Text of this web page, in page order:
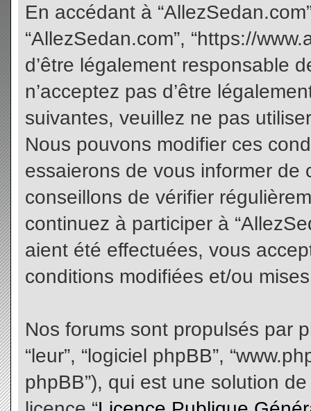
En accédant à
“AllezSedan.com”, “https://
d’être légalement responsable
n’acceptez pas d’être
suivantes, veuillez ne pas
Nous pouvons modifier ces
essaierons de vous informer
conseillons de vérifier
continuez à participer à
aient été effectuées, vous
conditions modifiées et/ou
Nos forums sont propulsés par
“leur”, “logiciel phpBB”,
phpBB”), qui est une solution